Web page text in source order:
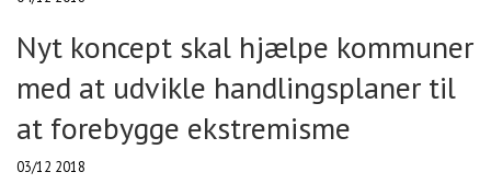
Nyt koncept skal hjælpe kommuner
med at udvikle handlingsplaner til
at forebygge ekstremisme
03/12 2018